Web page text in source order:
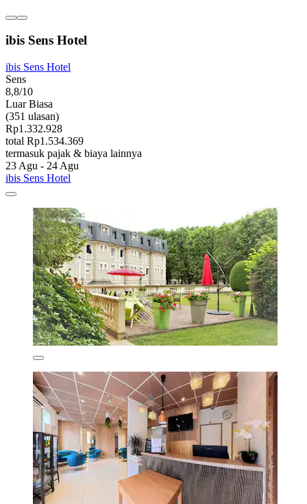
ibis Sens Hotel
ibis Sens Hotel
Sens
8,8/10
Luar Biasa
(351 ulasan)
Rp1.332.928
total Rp1.534.369
termasuk pajak & biaya lainnya
23 Agu - 24 Agu
ibis Sens Hotel